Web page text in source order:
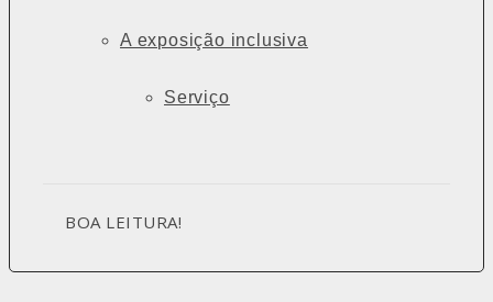
A exposição inclusiva
Serviço
BOA LEITURA!